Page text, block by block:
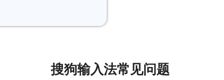
搜狗输入法常见问题